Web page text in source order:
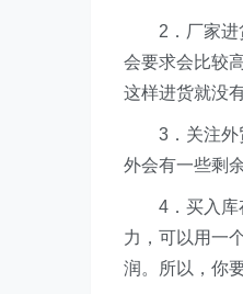
2．厂家进货
会要求会比较
这样进货就没
3．关注外贸
外会有一些剩
4．买入库存
力，可以用一
润。所以，你